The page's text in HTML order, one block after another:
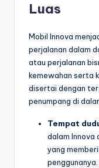
Luas
Mobil Innova
perjalanan dalam
atau perjalanan
kemewahan serta
disertai dengan
penumpang di
Tempat
dalam Innova
yang